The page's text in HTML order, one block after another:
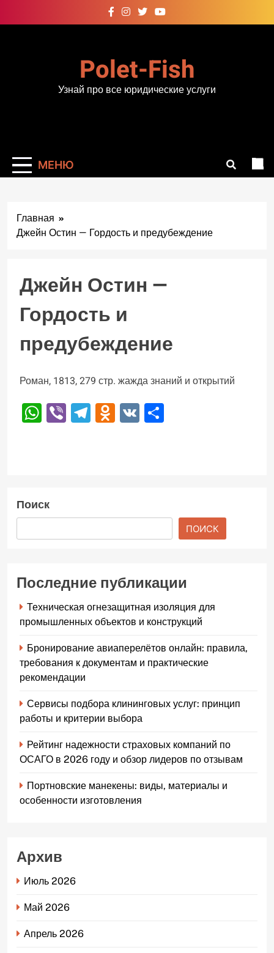
к
Polet-Fish
Узнай про все юридические услуги
МЕНЮ
Главная
Джейн Остин — Гордость и предубеждение
Джейн Остин —
Гордость и
предубеждение
Роман, 1813, 279 стр. жажда знаний и открытий
WhatsApp
ViberTelegram
Odnoklassniki
VK
Поиск
ПОИСК
Последние публикации
Техническая огнезащитная изоляция для
промышленных объектов и конструкций
Бронирование авиаперелётов онлайн: правила,
требования к документам и практические
рекомендации
Сервисы подбора клининговых услуг: принцип
работы и критерии выбора
Рейтинг надежности страховых компаний по
ОСАГО в 2026 году и обзор лидеров по отзывам
Портновские манекены: виды, материалы и
особенности изготовления
Архив
Июль 2026
Май 2026
Апрель 2026